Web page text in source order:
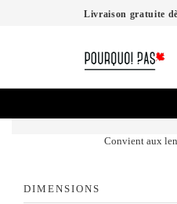
Livraison gratuite
Convient aux
DIMENSIONS